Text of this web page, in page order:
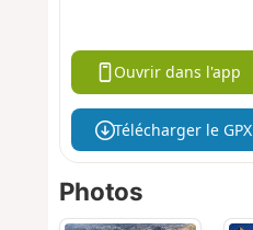
Ouvrir dans l'app
Télécharger le GPX
Photos